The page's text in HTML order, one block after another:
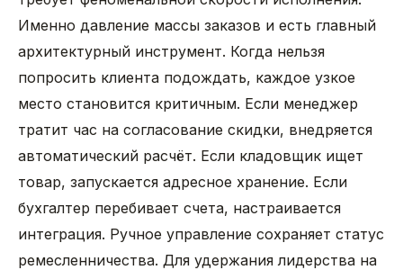
Именно давление массы заказов и есть главный
архитектурный инструмент. Когда нельзя
попросить клиента подождать, каждое узкое
место становится критичным. Если менеджер
тратит час на согласование скидки, внедряется
автоматический расчёт. Если кладовщик ищет
товар, запускается адресное хранение. Если
бухгалтер перебивает счета, настраивается
интеграция. Ручное управление сохраняет статус
ремесленничества. Для удержания лидерства на